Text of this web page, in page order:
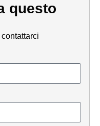
questo